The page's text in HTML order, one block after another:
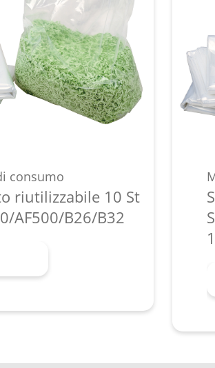
consumo
riutilizzabile 10 St
AF500/B26/B32